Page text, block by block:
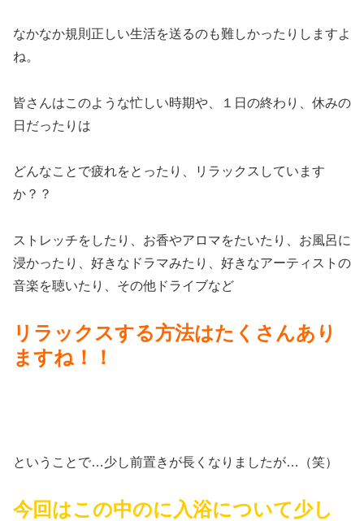
なかなか規則正しい生活を送るのも難しかったりしますよ
ね。
皆さんはこのような忙しい時期や、１日の終わり、休みの
日だったりは
どんなことで疲れをとったり、リラックスしています
か？？
ストレッチをしたり、お香やアロマをたいたり、お風呂に
浸かったり、好きなドラマみたり、好きなアーティストの
音楽を聴いたり、その他ドライブなど
リラックスする方法はたくさんあり
ますね！！
ということで…少し前置きが長くなりましたが…（笑）
今回はこの中のに入浴について少し